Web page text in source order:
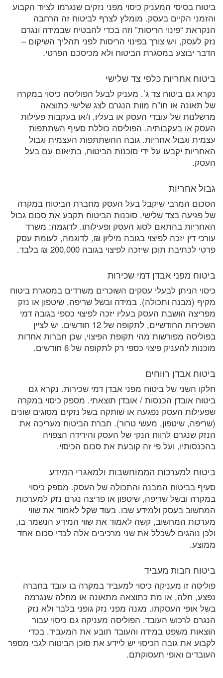
ביטוח בסיסי המעניק כיסוי מפני נזקים שנגרמו לציוד הקבוע
והזמני הקיים בעסק. מומלץ לצרף לביטוח זה הרחבה
הנקראת “פינוי הריסות” וזה בכדי להבטיח שבמידה ונגרם
נזק לעסק, ויש צורך בפינוי הריסות לפני תהליך השיקום –
הדבר יבוצע במסגרת הביטוח ולא מכיסכם הפרטי.
ביטוח אחריות כלפי צד שלישי
נקרא גם ביטוח צד ג’. מעניק לבעל הפוליסה כיסוי במקרה
של תאונה או חו”ח מוות הנגרם לצג שלישי כתוצאה
מרשלנות של עובדי העסק או בעליו, ו/או בעקבות פעילות
העסק או בעקבותיה. הפוליסה כוללת סעיף השתתפות
עצמית וגבול אחריות. גובה ההשתתפות העצמית וגבול
האחריות יקבעו על ידי סוכנות הביטוח, בתיאום עם בעל
העסק.
גבול אחריות
הסכום המרבי שיקבל בעל העסק מחברת הביטוח במקרה
של פגיעה בצד שלישי. סוכנות הביטוח תקבע את סכום גבול
האחריות בהתאם לסוג העסק ופעילותו. לדוגמה: משרד
עורכי דין יזכה לפיצוי בגובה מיליון ₪, לדוגמה, לעומת עסק
פרטי לכתיבת תוכן שיזכה לפיצוי בגובה 200,000 ₪ בלבד.
ביטוח מפני אבדן דמי שכירות
כיסוי הניתן לבעלי עסקים השוכרים משרדים במסגרת ביטוח
מקיף (מבנה ותכולה). במידה ובשל שריפה, שיטפון או נזק
מפריצה הושבת העסק בעליו יזכה לפיצוי כספי בגובה דמי
השכירות החודשיים, לתקופה של 12 חודשים. יש לציין
בפוליסה מפורשות מהי תקופת הפיצוי, שכן חברות אחדות
מוכנות להעניק פיצוי כספי רק לתקופה של 6 חודשים.
ביטוח אבדן רווחים
חלקו השני של ביטוח מפני אבדן דמי שכירות. נקרא גם
ביטוח אובדן הכנסות / אובדן תוצאתי. מספק כיסוי במקרה
שפעילות העסק נפגעה או שותקה בשל נזקים מסוגים שונים
(שריפה, שיטפון, מעשי טרור). חברת הביטוח מעריכה את
הנזק שנגרם לרווח הנקי של העסק והירידה הצפויה
בהכנסותיו, ועל פי זה קובעת את סכום הכיסוי.
ביטוח למערכות הממוחשבות ולמאגרי המידע
סעיף בביטוח המבנה והתכולה של העסק. מספק כיסוי
במקרה ובשל שריפה, שיטפון או פריצה נגרם נזק למערכות
המחשוב בעסק ולמידע שבו. בעוד שקל לאמוד את שווי
מערכות המחשוב, קשה לאמוד את שווי המידע הנשמר בו,
ולכן נוהגים לשכלל את שני מרכיבים אלה לכדי סכום אחד
ממוצע.
ביטוח חבות מעביד
פוליסה זו מעניקה כיסוי למעביד במקרה בו עובד בחברה
נפצע, חלה, או מת כתוצאה מתאונה או מחלה שנגרמה
בשל אופי העסקתו. מגנה מפני נזק גופני בלבד ולא נזק
הנגרם לרכוש העובד. הפוליסה מעניקה גם כיסוי עבור
הוצאות משפט במידה והעובד תובע את המעביד. בכדי
לקבוע את גובה הכיסוי יש ליידע את סוכן הביטוח לגבי מספר
העובדים ואופי תעסוקתם.